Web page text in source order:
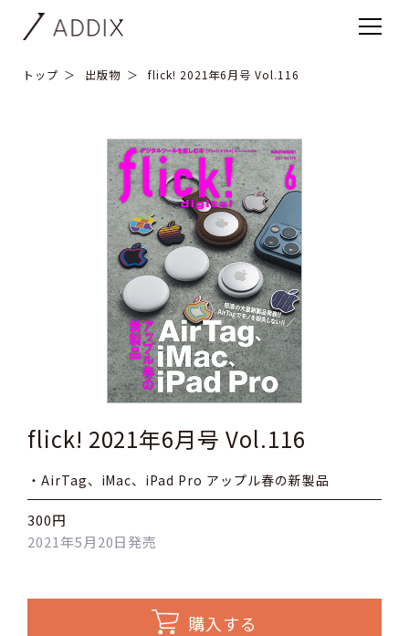
トップ 出版物 flick! 2021年6月号 Vol.116
flick! 2021年6月号 Vol.116
・AirTag、iMac、iPad Pro アップル春の新製品
300円
2021年5月20日発売
購入する